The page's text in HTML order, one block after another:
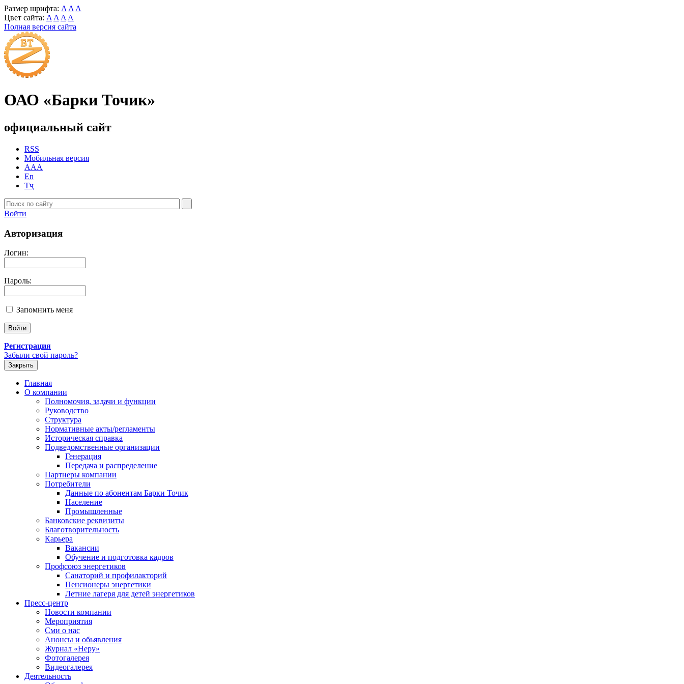
Размер шрифта: A A A
Цвет сайта: A A A A
Полная версия сайта
ОАО «Барки Точик»
официальный сайт
RSS
Мобильная версия
AAA
En
Тҷ
Войти
Авторизация
Логин:
Пароль:
Запомнить меня
Регистрация
Забыли свой пароль?
Закрыть
Главная
О компании
Полномочия, задачи и функции
Руководство
Структура
Нормативные акты/регламенты
Историческая справка
Подведомственные организации
Генерация
Передача и распределение
Партнеры компании
Потребители
Данные по абонентам Барки Точик
Население
Промышленные
Банковские реквизиты
Благотворительность
Карьера
Вакансии
Обучение и подготовка кадров
Профсоюз энергетиков
Санаторий и профилакторий
Пенсионеры энергетики
Летние лагеря для детей энергетиков
Пресс-центр
Новости компании
Мероприятия
Сми о нас
Анонсы и обьявления
Журнал «Неру»
Фотогалерея
Видеогалерея
Деятельность